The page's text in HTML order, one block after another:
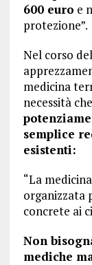
600 euro e
protezione”.
Nel corso
medicina
necessità
semplice
esistenti:
“La
organizzata
concrete ai
Non
mediche